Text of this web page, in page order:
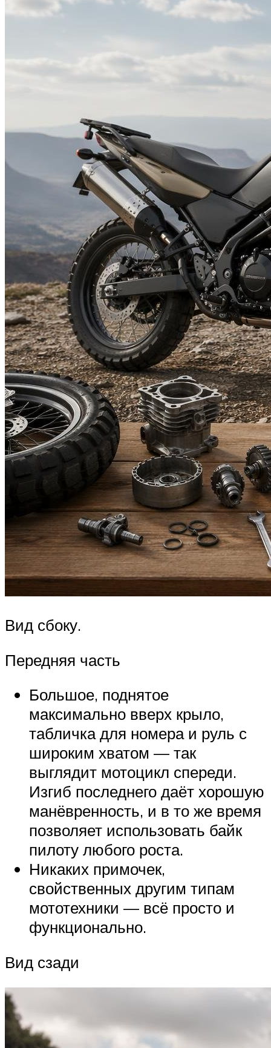
Вид сбоку.
Передняя часть
Большое, поднятое
максимально вверх крыло,
табличка для номера и руль с
широким хватом — так
выглядит мотоцикл спереди.
Изгиб последнего даёт хорошую
манёвренность, и в то же время
позволяет использовать байк
пилоту любого роста.
Никаких примочек,
свойственных другим типам
мототехники — всё просто и
функционально.
Вид сзади